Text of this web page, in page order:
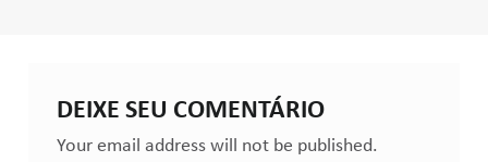
DEIXE SEU COMENTÁRIO
Your email address will not be published.